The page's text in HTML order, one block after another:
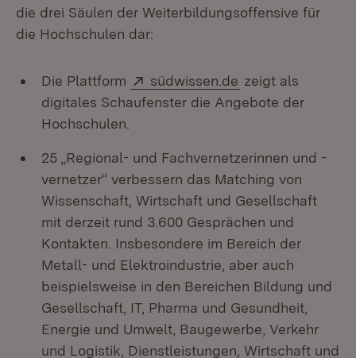
die drei Säulen der Weiterbildungsoffensive für
die Hochschulen dar:
Die Plattform Extern:
südwissen.de (Öffnet in neuem
zeigt als
digitales Schaufenster die Angebote der
Hochschulen.
25 „Regional- und Fachvernetzerinnen und -
vernetzer“ verbessern das Matching von
Wissenschaft, Wirtschaft und Gesellschaft
mit derzeit rund 3.600 Gesprächen und
Kontakten. Insbesondere im Bereich der
Metall- und Elektroindustrie, aber auch
beispielsweise in den Bereichen Bildung und
Gesellschaft, IT, Pharma und Gesundheit,
Energie und Umwelt, Baugewerbe, Verkehr
und Logistik, Dienstleistungen, Wirtschaft und